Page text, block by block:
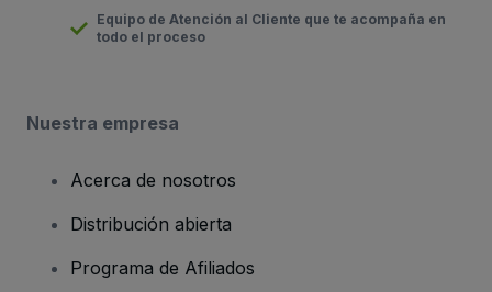
Equipo de Atención al Cliente que te acompaña en
todo el proceso
Nuestra empresa
Acerca de nosotros
Distribución abierta
Programa de Afiliados